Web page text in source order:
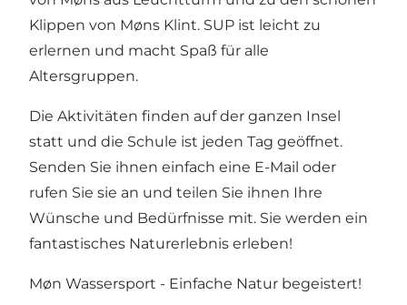
Klippen von Møns Klint. SUP ist leicht zu
erlernen und macht Spaß für alle
Altersgruppen.
Die Aktivitäten finden auf der ganzen Insel
statt und die Schule ist jeden Tag geöffnet.
Senden Sie ihnen einfach eine E-Mail oder
rufen Sie sie an und teilen Sie ihnen Ihre
Wünsche und Bedürfnisse mit. Sie werden ein
fantastisches Naturerlebnis erleben!
Møn Wassersport - Einfache Natur begeistert!